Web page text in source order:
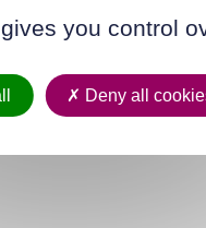
you control
Deny all